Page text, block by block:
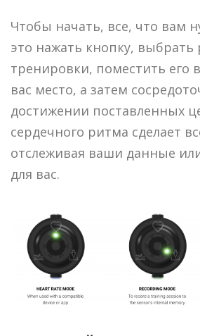
Чтобы начать, все, что вам
это нажать кнопку,
тренировки, поместить его
вас место, а затем
достижении поставленных
сердечного ритма сделает
отслеживая ваши данные
для вас.